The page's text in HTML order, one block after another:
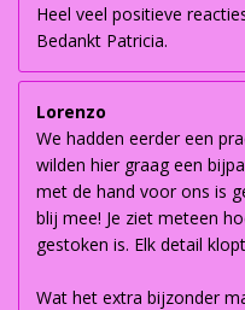
Heel veel positieve
Bedankt Patricia.
Lorenzo
We hadden eerder een
wilden hier graag een
met de hand voor ons is
blij mee! Je ziet meteen
gestoken is. Elk detail
Wat het extra bijzonder